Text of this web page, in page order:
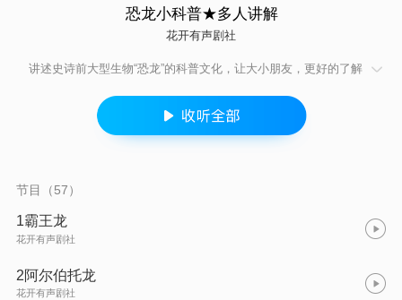
恐龙小科普★多人讲解
花开有声剧社
讲述史诗前大型生物“恐龙”的科普文化，让大小朋友，更好的了解
节目（57）
1霸王龙
花开有声剧社
2阿尔伯托龙
花开有声剧社